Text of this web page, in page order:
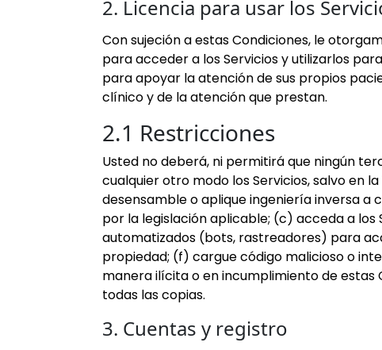
2. Licencia para usar los
Con sujeción a estas Condiciones, le
para acceder a los Servicios y utilizarlos
para apoyar la atención de sus propios
clínico y de la atención que prestan.
2.1 Restricciones
Usted no deberá, ni permitirá que ningún
cualquier otro modo los Servicios, salvo en
desensamble o aplique ingeniería inversa a
por la legislación aplicable; (c) acceda a
automatizados (bots, rastreadores) para
propiedad; (f) cargue código malicioso o
manera ilícita o en incumplimiento de estas
todas las copias.
3. Cuentas y registro